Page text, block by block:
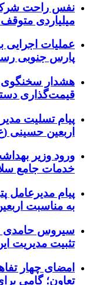
میلیاردی
عملیات اجرایی
پارس جنوبی
هشدار سخنگوی
قیمت‌گذاری
پیام تسلیت
اربعین حسینی
ورود وزیر
خدمات جامع
پیام مدیرعامل
به مناسبت
سیروس حامدی
تثبیت مدیریت
امضای چهار
تعاون؛ گامی